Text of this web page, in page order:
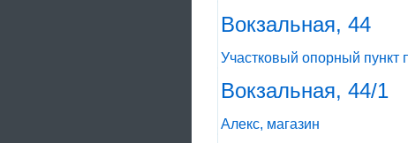
Вокзальная, 44
Участковый опорный пункт
Вокзальная, 44/1
Алекс, магазин